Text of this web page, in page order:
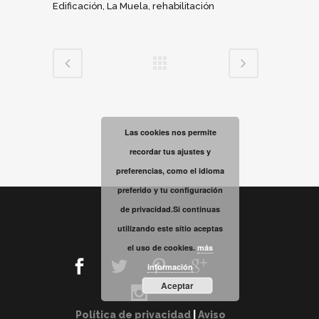
Edificación, La Muela, rehabilitación
Política de privacidad Aviso
Las cookies nos permite
recordar tus ajustes y
preferencias, como el idioma
preferido y tu configuración
de privacidad.Si continuas
utilizando este sitio aceptas
el uso de cookies. más
información
Aceptar